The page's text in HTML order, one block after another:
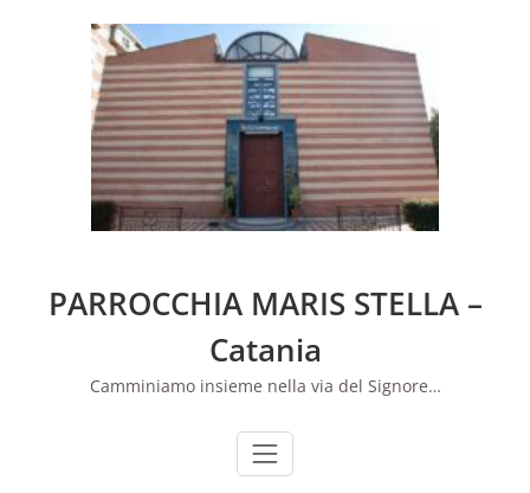
PARROCCHIA MARIS STELLA –
Catania
Camminiamo insieme nella via del Signore…